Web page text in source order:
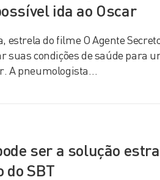
ida ao Oscar
estrela do filme O Agente
suas condições de saúde para
A pneumologista…
ser a solução
do SBT